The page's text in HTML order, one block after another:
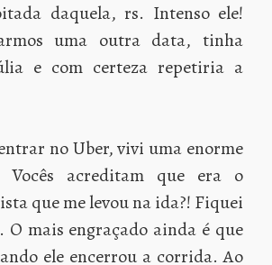
daquela, rs. Intenso ele!
uma outra data, tinha
e com certeza repetiria a
no Uber, vivi uma enorme
Vocês acreditam que era o
que me levou na ida?! Fiquei
O mais engraçado ainda é que
ele encerrou a corrida. Ao